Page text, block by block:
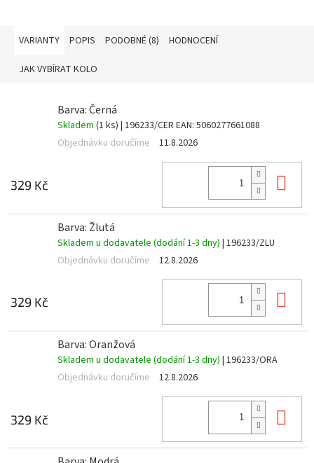
VARIANTY POPIS PODOBNÉ (8) HODNOCENÍ
JAK VYBÍRAT KOLO
Barva: Černá
Skladem (1 ks) | 196233/CER EAN: 5060277661088
Objednávku doručíme
11.8.2026
329 Kč
Barva: Žlutá
Skladem u dodavatele (dodání 1-3 dny) | 196233/ZLU
Objednávku doručíme
12.8.2026
329 Kč
Barva: Oranžová
Skladem u dodavatele (dodání 1-3 dny) | 196233/ORA
Objednávku doručíme
12.8.2026
329 Kč